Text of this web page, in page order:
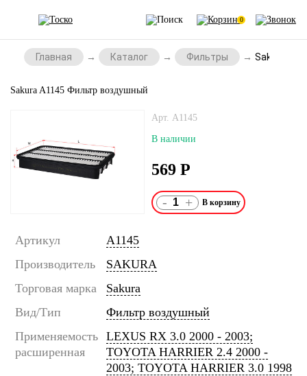
0
Главная Каталог Фильтры Sakura
Sakura A1145 Фильтр воздушный
Арт. A1145
В наличии
569 Р
- +
Артикул
A1145
Производитель
SAKURA
Торговая марка
Sakura
Вид/Тип
Фильтр воздушный
Применяемость
расширенная
LEXUS RX 3.0 2000 - 2003;
TOYOTA HARRIER 2.4 2000 -
2003; TOYOTA HARRIER 3.0 1998